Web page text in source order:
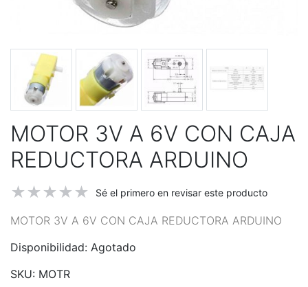
MOTOR 3V A 6V CON CAJA
REDUCTORA ARDUINO
Sé el primero en revisar este producto
MOTOR 3V A 6V CON CAJA REDUCTORA ARDUINO
Disponibilidad: Agotado
SKU: MOTR